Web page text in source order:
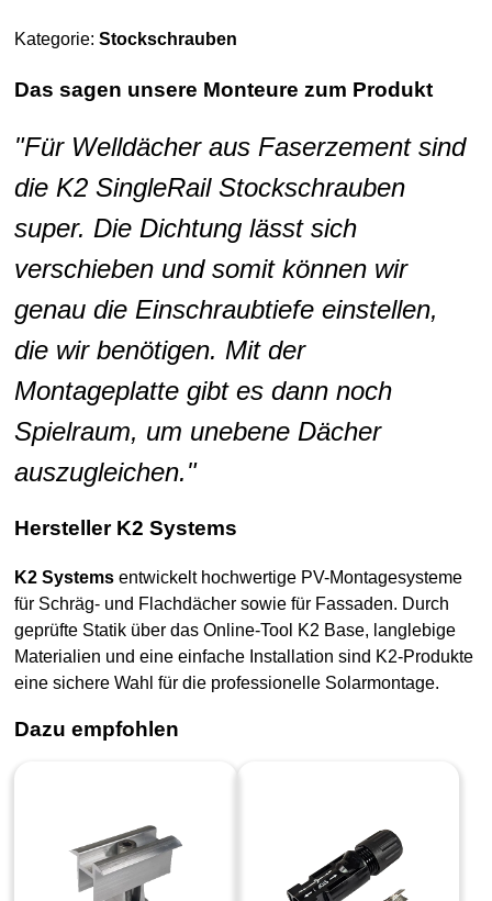
Kategorie:Stockschrauben
Das sagen unsere Monteure zum Produkt
"Für Welldächer aus Faserzement sind
die K2 SingleRail Stockschrauben
super. Die Dichtung lässt sich
verschieben und somit können wir
genau die Einschraubtiefe einstellen,
die wir benötigen. Mit der
Montageplatte gibt es dann noch
Spielraum, um unebene Dächer
auszugleichen."
Hersteller K2 Systems
K2 Systems entwickelt hochwertige PV-Montagesysteme
für Schräg- und Flachdächer sowie für Fassaden. Durch
geprüfte Statik über das Online-Tool K2 Base, langlebige
Materialien und eine einfache Installation sind K2-Produkte
eine sichere Wahl für die professionelle Solarmontage.
Dazu empfohlen